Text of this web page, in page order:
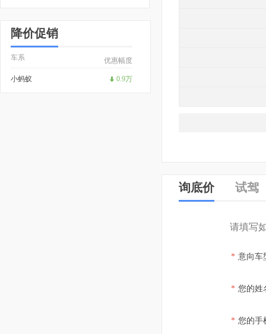
降价促销
车系 优惠幅度
小蚂蚁 0.9万
询底价 试驾
请填写
* 意向车
* 您的姓
* 您的手